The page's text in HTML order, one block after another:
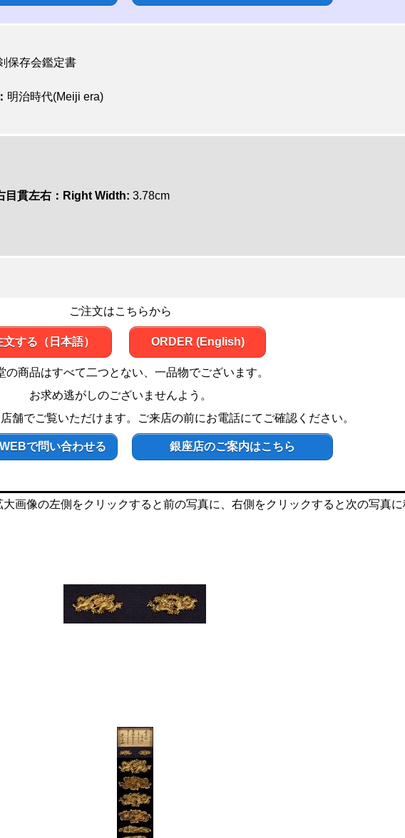
保存会鑑定書
明治時代(Meiji era)
目貫左右：Right Width: 3.78cm
ご注文はこちらから
文する（日本語） ORDER (English)
の商品はすべて二つとない、一品物でございます。
お求め逃がしのございませんよう。
舗でご覧いただけます。ご来店の前にお電話にてご確認ください。
で問い合わせる 銀座店のご案内はこちら
画像の左側をクリックすると前の写真に、右側をクリックすると次の写真に